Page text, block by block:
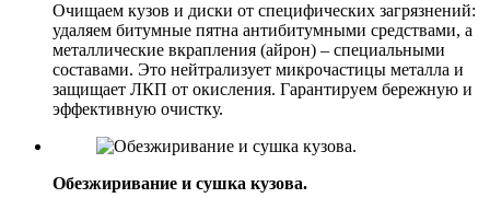
Очищаем кузов и диски от специфических загрязнений:
удаляем битумные пятна антибитумными средствами, а
металлические вкрапления (айрон) – специальными
составами. Это нейтрализует микрочастицы металла и
защищает ЛКП от окисления. Гарантируем бережную и
эффективную очистку.
Обезжиривание и сушка кузова.